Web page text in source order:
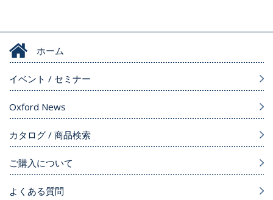
ホーム
イベント / セミナー
Oxford News
カタログ / 商品検索
ご購入について
よくある質問